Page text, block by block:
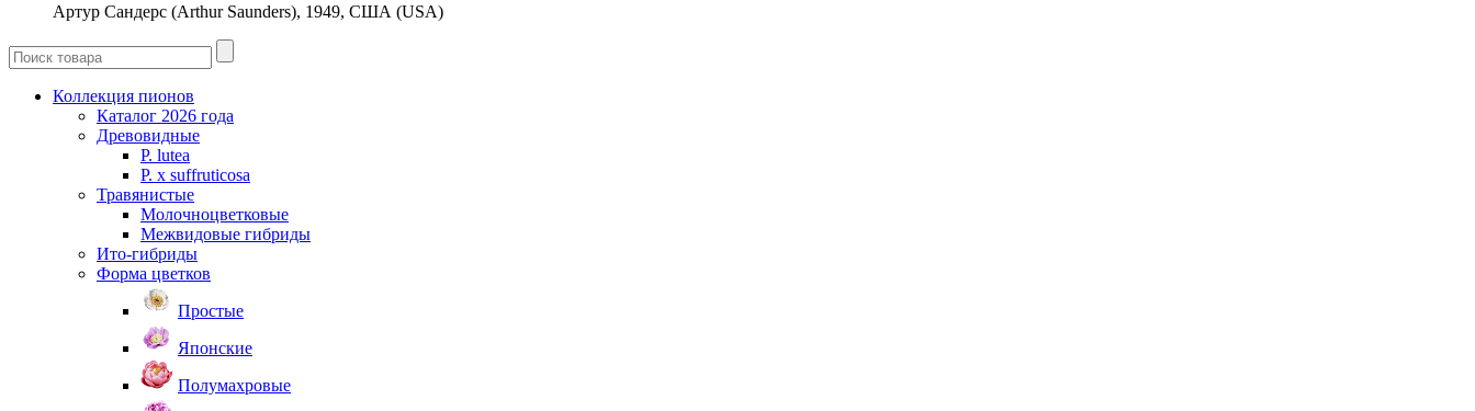
Артур Сандерс (Arthur Saunders), 1949, США (USA)
Коллекция пионов
Каталог 2026 года
Древовидные
P. lutea
P. х suffruticosa
Травянистые
Молочноцветковые
Межвидовые гибриды
Ито-гибриды
Форма цветков
Простые
Японские
Полумахровые